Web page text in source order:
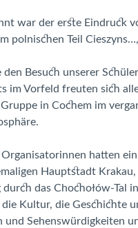
war der erste Eindruck
polnischen Teil
den Besuch unserer
im Vorfeld freuten sich
in Cochem im
hatten
Hauptstadt
das Chochołów-Tal
Kultur, die Geschichte
und Sehenswürdigkeiten